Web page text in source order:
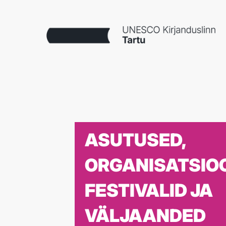
ASUTUSED,
FESTIVALID JA
VÄLJAANDED